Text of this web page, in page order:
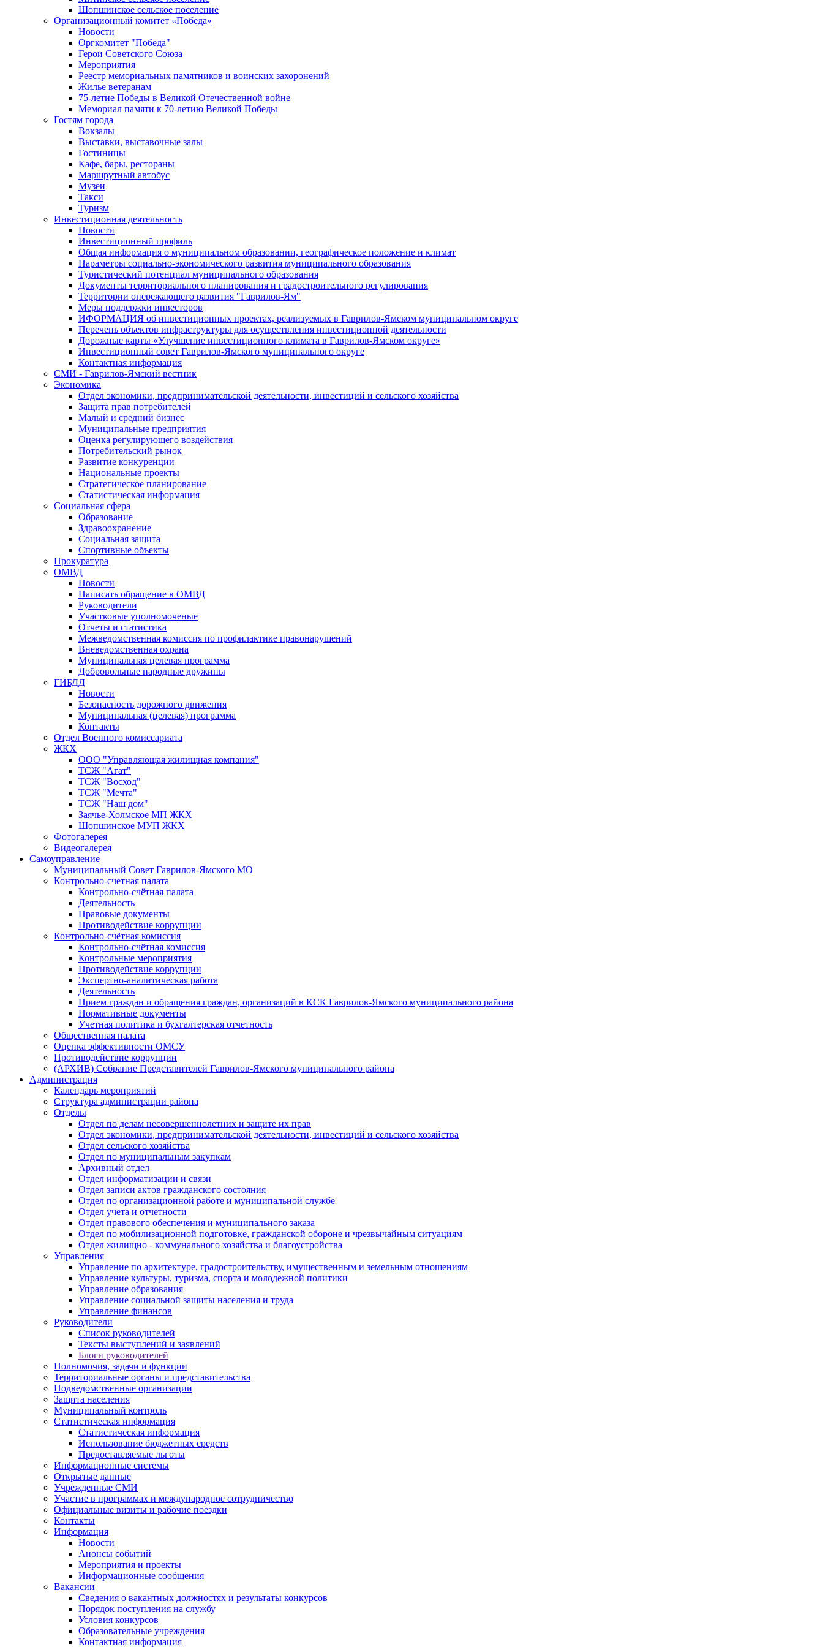
Шопшинское сельское поселение
Организационный комитет «Победа»
Новости
Оргкомитет "Победа"
Герои Советского Союза
Мероприятия
Реестр мемориальных памятников и воинских захоронений
Жилье ветеранам
75-летие Победы в Великой Отечественной войне
Мемориал памяти к 70-летию Великой Победы
Гостям города
Вокзалы
Выставки, выставочные залы
Гостиницы
Кафе, бары, рестораны
Маршрутный автобус
Музеи
Такси
Туризм
Инвестиционная деятельность
Новости
Инвестиционный профиль
Общая информация о муниципальном образовании, географическое положение и климат
Параметры социально-экономического развития муниципального образования
Туристический потенциал муниципального образования
Документы территориального планирования и градостроительного регулирования
Территории опережающего развития "Гаврилов-Ям"
Меры поддержки инвесторов
ИФОРМАЦИЯ об инвестиционных проектах, реализуемых в Гаврилов-Ямском муниципальном округе
Перечень объектов инфраструктуры для осуществления инвестиционной деятельности
Дорожные карты «Улучшение инвестиционного климата в Гаврилов-Ямском округе»
Инвестиционный совет Гаврилов-Ямского муниципального округе
Контактная информация
СМИ - Гаврилов-Ямский вестник
Экономика
Отдел экономики, предпринимательской деятельности, инвестиций и сельского хозяйства
Защита прав потребителей
Малый и средний бизнес
Муниципальные предприятия
Оценка регулирующего воздействия
Потребительский рынок
Развитие конкуренции
Национальные проекты
Стратегическое планирование
Статистическая информация
Социальная сфера
Образование
Здравоохранение
Социальная защита
Спортивные объекты
Прокуратура
ОМВД
Новости
Написать обращение в ОМВД
Руководители
Участковые уполномоченые
Отчеты и статистика
Межведомственная комиссия по профилактике правонарушений
Вневедомственная охрана
Муниципальная целевая программа
Добровольные народные дружины
ГИБДД
Новости
Безопасность дорожного движения
Муниципальная (целевая) программа
Контакты
Отдел Военного комиссариата
ЖКХ
ООО "Управляющая жилищная компания"
ТСЖ "Агат"
ТСЖ "Восход"
ТСЖ "Мечта"
ТСЖ "Наш дом"
Заячье-Холмское МП ЖКХ
Шопшинское МУП ЖКХ
Фотогалерея
Видеогалерея
Самоуправление
Муниципальный Совет Гаврилов-Ямского МО
Контрольно-счетная палата
Контрольно-счётная палата
Деятельность
Правовые документы
Противодействие коррупции
Контрольно-счётная комиссия
Контрольно-счётная комиссия
Контрольные мероприятия
Противодействие коррупции
Экспертно-аналитическая работа
Деятельность
Прием граждан и обращения граждан, организаций в КСК Гаврилов-Ямского муниципального района
Нормативные документы
Учетная политика и бухгалтерская отчетность
Общественная палата
Оценка эффективности ОМСУ
Противодействие коррупции
(АРХИВ) Собрание Представителей Гаврилов-Ямского муниципального района
Администрация
Календарь мероприятий
Структура администрации района
Отделы
Отдел по делам несовершеннолетних и защите их прав
Отдел экономики, предпринимательской деятельности, инвестиций и сельского хозяйства
Отдел сельского хозяйства
Отдел по муниципальным закупкам
Архивный отдел
Отдел информатизации и связи
Отдел записи актов гражданского состояния
Отдел по организационной работе и муниципальной службе
Отдел учета и отчетности
Отдел правового обеспечения и муниципального заказа
Отдел по мобилизационной подготовке, гражданской обороне и чрезвычайным ситуациям
Отдел жилищно - коммунального хозяйства и благоустройства
Управления
Управление по архитектуре, градостроительству, имущественным и земельным отношениям
Управление культуры, туризма, спорта и молодежной политики
Управление образования
Управление социальной защиты населения и труда
Управление финансов
Руководители
Список руководителей
Тексты выступлений и заявлений
Блоги руководителей
Полномочия, задачи и функции
Территориальные органы и представительства
Подведомственные организации
Защита населения
Муниципальный контроль
Статистическая информация
Статистическая информация
Использование бюджетных средств
Предоставляемые льготы
Информационные системы
Открытые данные
Учрежденные СМИ
Участие в программах и международное сотрудничество
Официальные визиты и рабочие поездки
Контакты
Информация
Новости
Анонсы событий
Мероприятия и проекты
Информационные сообщения
Вакансии
Сведения о вакантных должностях и результаты конкурсов
Порядок поступления на службу
Условия конкурсов
Образовательные учреждения
Контактная информация